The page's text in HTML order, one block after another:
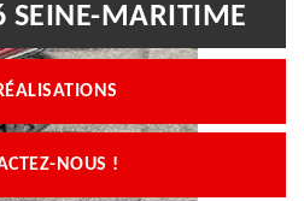
SEINE-MARITIME
NOUS !